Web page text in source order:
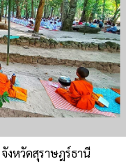
งหวัดสุราษฎร์ธานี